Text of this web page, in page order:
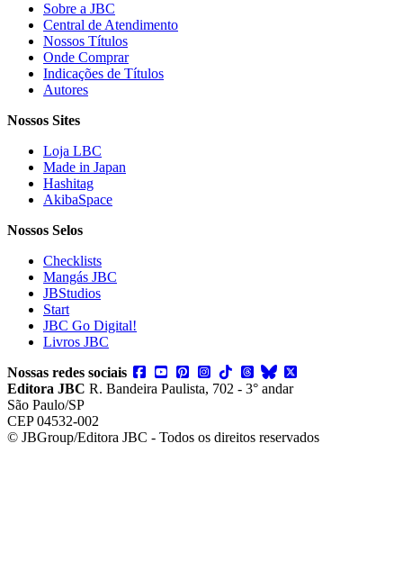
Sobre a JBC
Central de Atendimento
Nossos Títulos
Onde Comprar
Indicações de Títulos
Autores
Nossos Sites
Loja LBC
Made in Japan
Hashitag
AkibaSpace
Nossos Selos
Checklists
Mangás JBC
JBStudios
Start
JBC Go Digital!
Livros JBC
Nossas redes sociais
Editora JBC R. Bandeira Paulista, 702 - 3° andar
São Paulo/SP
CEP 04532-002
© JBGroup/Editora JBC - Todos os direitos reservados